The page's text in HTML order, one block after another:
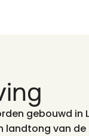
gebouwd
landtong van